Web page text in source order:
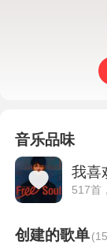
音乐品味
我喜
517首
创建的歌单(